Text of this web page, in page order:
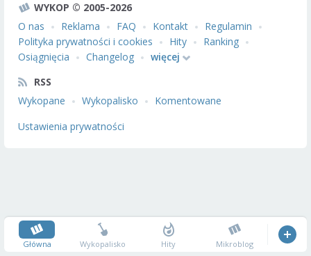
WYKOP © 2005-2026
O nas
Reklama FAQ Kontakt
Regulamin
Polityka prywatności i cookies
Hity
Ranking
Osiągnięcia
Changelog
więcej
RSS
Wykopane
Wykopalisko
Komentowane
Ustawienia prywatności
Główna Wykopalisko Hity Mikroblog